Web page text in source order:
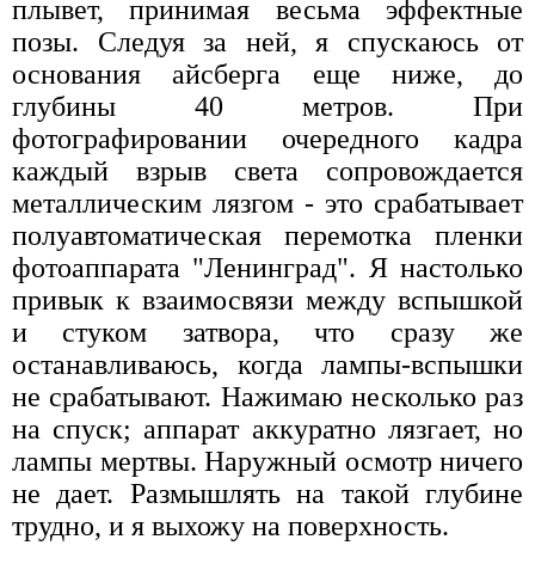
плывет, принимая весьма эффектные
позы. Следуя за ней, я спускаюсь от
основания айсберга еще ниже, до
глубины 40 метров. При
фотографировании очередного кадра
каждый взрыв света сопровождается
металлическим лязгом - это срабатывает
полуавтоматическая перемотка пленки
фотоаппарата "Ленинград". Я настолько
привык к взаимосвязи между вспышкой
и стуком затвора, что сразу же
останавливаюсь, когда лампы-вспышки
не срабатывают. Нажимаю несколько раз
на спуск; аппарат аккуратно лязгает, но
лампы мертвы. Наружный осмотр ничего
не дает. Размышлять на такой глубине
трудно, и я выхожу на поверхность.